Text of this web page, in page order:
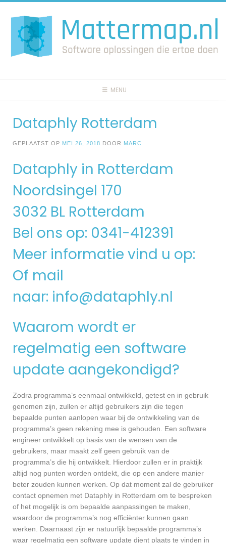
naar
inhoud
MENU
Dataphly Rotterdam
GEPLAATST OP MEI 26, 2018 DOOR MARC
Dataphly in Rotterdam
Noordsingel 170
3032 BL Rotterdam
Bel ons op: 0341-412391
Meer informatie vind u op:
Of mail
naar: info@dataphly.nl
Waarom wordt er
regelmatig een software
update aangekondigd?
Zodra programma’s eenmaal ontwikkeld, getest en in gebruik
genomen zijn, zullen er altijd gebruikers zijn die tegen
bepaalde punten aanlopen waar bij de ontwikkeling van de
programma’s geen rekening mee is gehouden. Een software
engineer ontwikkelt op basis van de wensen van de
gebruikers, maar maakt zelf geen gebruik van de
programma’s die hij ontwikkelt. Hierdoor zullen er in praktijk
altijd nog punten worden ontdekt, die op een andere manier
beter zouden kunnen werken. Op dat moment zal de gebruiker
contact opnemen met Dataphly in Rotterdam om te bespreken
of het mogelijk is om bepaalde aanpassingen te maken,
waardoor de programma’s nog efficiënter kunnen gaan
werken. Daarnaast zijn er natuurlijk bepaalde programma’s
waar regelmatig een software update dient plaats te vinden in